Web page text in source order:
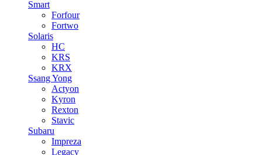
Smart
Forfour
Fortwo
Solaris
HC
KRS
KRX
Ssang Yong
Actyon
Kyron
Rexton
Stavic
Subaru
Impreza
Legacy